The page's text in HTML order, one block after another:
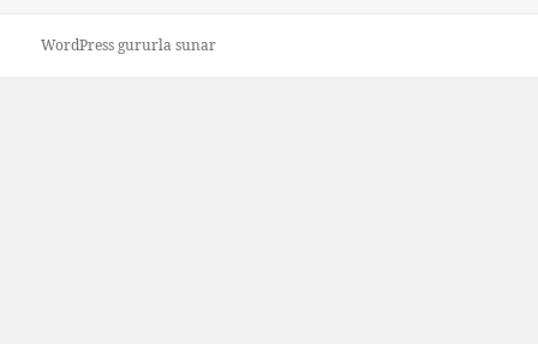
WordPress gururla sunar